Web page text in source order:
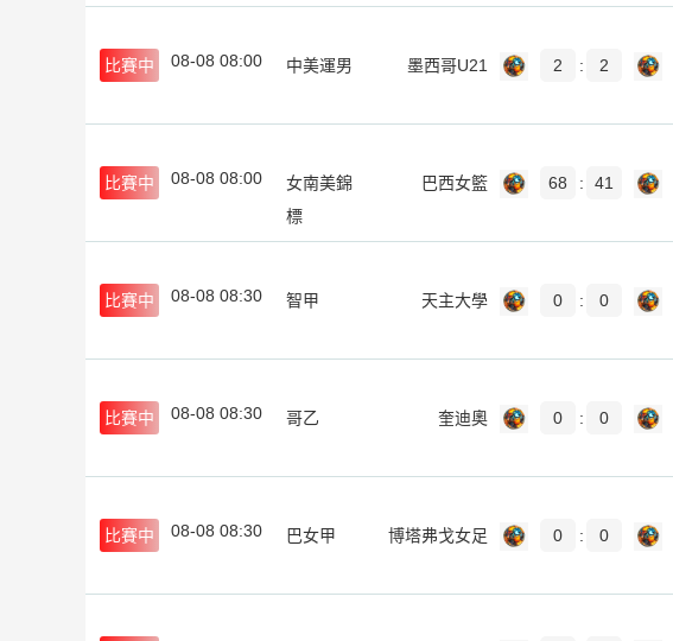
比賽中 08-08 08:00 中美運男 墨西哥U21 2 : 2
比賽中 08-08 08:00
女南美錦
標
巴西女籃 68 : 41
比賽中 08-08 08:30 智甲 天主大學 0 : 0
比賽中 08-08 08:30 哥乙 奎迪奧 0 : 0
比賽中 08-08 08:30 巴女甲 博塔弗戈女足 0 : 0